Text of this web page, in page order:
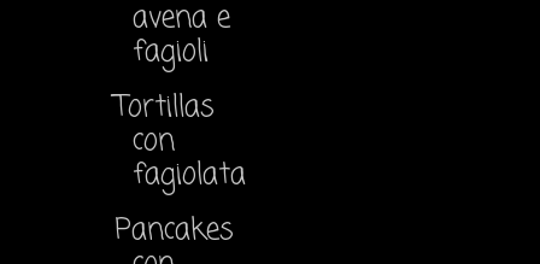
avena e
fagioli
Tortillas
con
fagiolata
Pancakes